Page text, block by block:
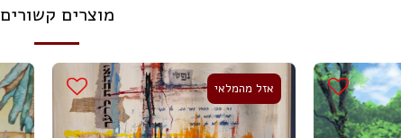
מוצרים קשורים
אזל מהמלאי